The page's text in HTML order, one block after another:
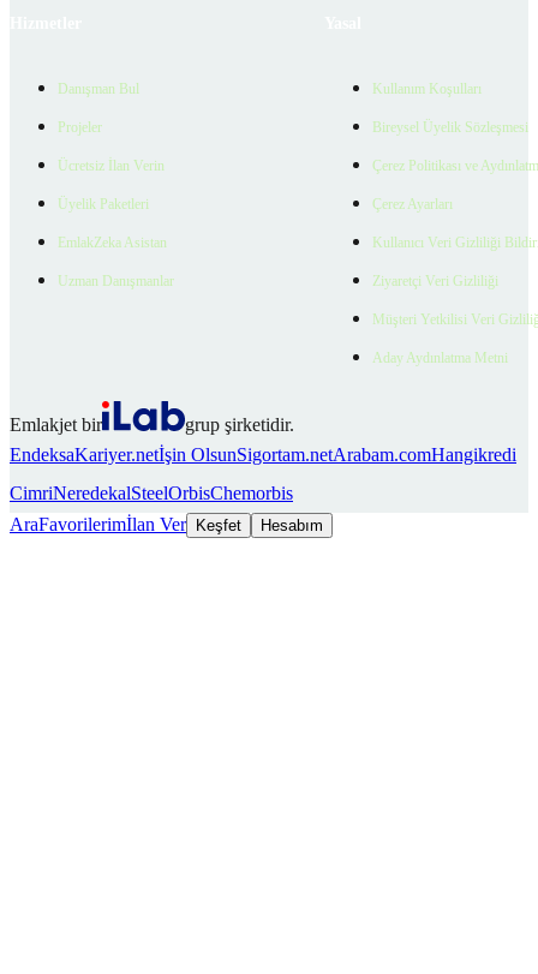
Danışman Bul
Projeler
Ücretsiz İlan Verin
Üyelik Paketleri
EmlakZeka Asistan
Uzman Danışmanlar
Kullanım Koşulları
Bireysel Üyelik Sözleşmesi
Çerez Politikası ve
Çerez Ayarları
Kullanıcı Veri Gizliliği
Ziyaretçi Veri Gizliliği
Müşteri Yetkilisi Veri
Aday Aydınlatma Metni
Emlakjet bir
grup şirketidir.
EndeksaKariyer.netİşin OlsunSigortam.netArabam.comHangikredi
CimriNeredekalSteelOrbisChemorbis
AraFavorilerimİlan Ver Keşfet Hesabım